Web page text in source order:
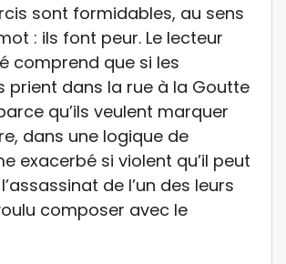
sont formidables, au sens
: ils font peur. Le lecteur
comprend que si les
prient dans la rue à la Goutte
qu’ils veulent marquer
dans une logique de
exacerbé si violent qu’il peut
de l’un des leurs
composer avec le